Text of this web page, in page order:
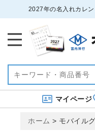
2027年の名入れカレ
マイページ
ホーム > モバイル